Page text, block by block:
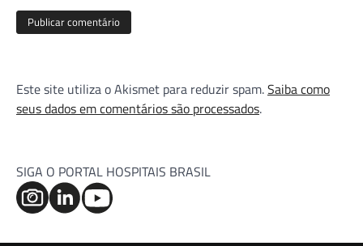
Este site utiliza o Akismet para reduzir spam.Saiba como
seus dados em comentários são processados.
SIGA O PORTAL HOSPITAIS BRASIL